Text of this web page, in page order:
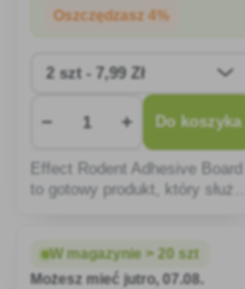
Oszczędzasz 4%
− + Do koszyka
Effect Rodent Adhesive Board
to gotowy produkt, który służy
mieszkalnych i
gospodarczych.
W magazynie > 20 szt
Możesz mieć jutro, 07.08.